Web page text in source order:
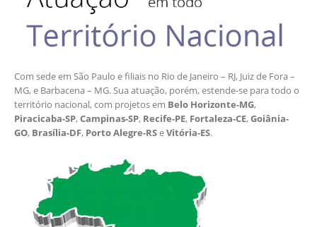
Com sede em São Paulo e filiais no Rio de Janeiro – RJ, Juiz de Fora –
MG, e Barbacena – MG. Sua atuação, porém, estende-se para todo o
território nacional, com projetos em Belo Horizonte-MG,
Piracicaba-SP,Campinas-SP, Recife-PE, Fortaleza-CE,Goiânia-
GO, Brasília-DF, Porto Alegre-RSeVitória-ES.